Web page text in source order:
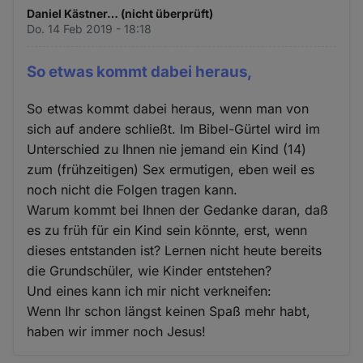
Daniel Kästner… (nicht überprüft)
Do. 14 Feb 2019 - 18:18
So etwas kommt dabei heraus,
So etwas kommt dabei heraus, wenn man von
sich auf andere schließt. Im Bibel-Gürtel wird im
Unterschied zu Ihnen nie jemand ein Kind (14)
zum (frühzeitigen) Sex ermutigen, eben weil es
noch nicht die Folgen tragen kann.
Warum kommt bei Ihnen der Gedanke daran, daß
es zu früh für ein Kind sein könnte, erst, wenn
dieses entstanden ist? Lernen nicht heute bereits
die Grundschüler, wie Kinder entstehen?
Und eines kann ich mir nicht verkneifen:
Wenn Ihr schon längst keinen Spaß mehr habt,
haben wir immer noch Jesus!